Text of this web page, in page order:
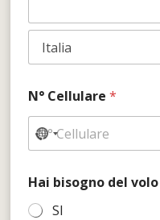
Codice
postale
N° Cellulare*
Hai bisogno del
SI